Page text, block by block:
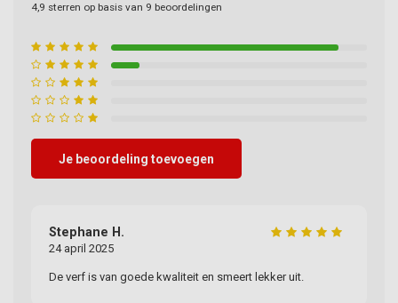
4,9 sterren op basis van 9 beoordelingen
Je beoordeling toevoegen
Stephane H.
24 april 2025
De verf is van goede kwaliteit en smeert lekker uit.